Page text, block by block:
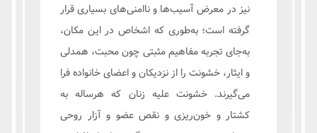
نیز در معرض آسیب‌ها و ناامنی‌های بسیاری قرار
گرفته است؛ به‌طوری که اشخاص در این مکان،
به‌جای تجربه مفاهیم مثبتی چون محبت، همدلی
و ایثار، خشونت را از نزدیکان و اعضای خانواده فرا
می‌گیرند. خشونت علیه زنان که هرساله به
کشتار و خون‌ریزی و نقص عضو و آزار روحی